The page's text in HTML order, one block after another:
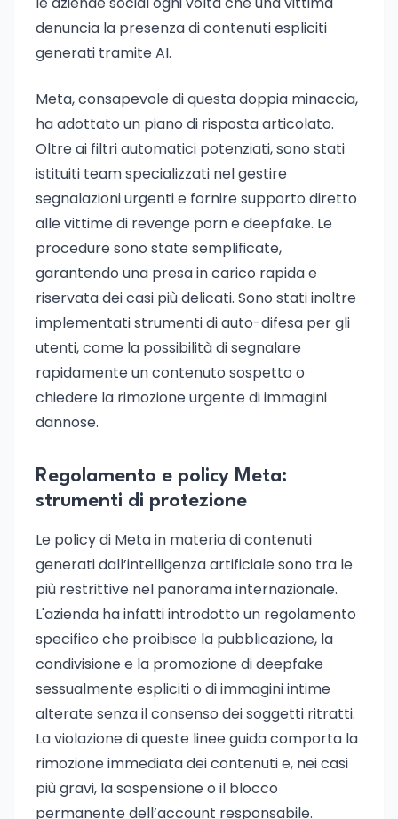
denuncia la presenza di contenuti espliciti
generati tramite AI.
Meta, consapevole di questa doppia minaccia,
ha adottato un piano di risposta articolato.
Oltre ai filtri automatici potenziati, sono stati
istituiti team specializzati nel gestire
segnalazioni urgenti e fornire supporto diretto
alle vittime di revenge porn e deepfake. Le
procedure sono state semplificate,
garantendo una presa in carico rapida e
riservata dei casi più delicati. Sono stati inoltre
implementati strumenti di auto-difesa per gli
utenti, come la possibilità di segnalare
rapidamente un contenuto sospetto o
chiedere la rimozione urgente di immagini
dannose.
Regolamento e policy Meta:
strumenti di protezione
Le policy di Meta in materia di contenuti
generati dall’intelligenza artificiale sono tra le
più restrittive nel panorama internazionale.
L'azienda ha infatti introdotto un regolamento
specifico che proibisce la pubblicazione, la
condivisione e la promozione di deepfake
sessualmente espliciti o di immagini intime
alterate senza il consenso dei soggetti ritratti.
La violazione di queste linee guida comporta la
rimozione immediata dei contenuti e, nei casi
più gravi, la sospensione o il blocco
permanente dell’account responsabile.